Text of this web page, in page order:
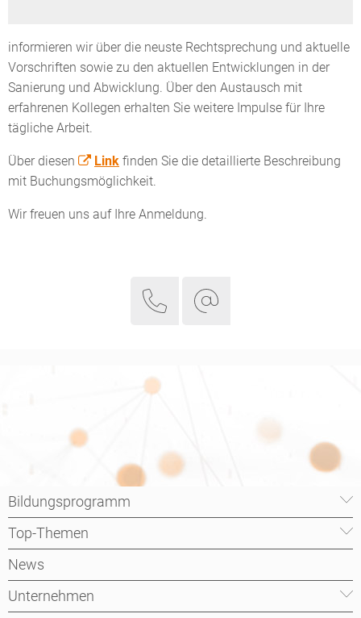
informieren wir über die neuste Rechtsprechung und aktuelle
Vorschriften sowie zu den aktuellen Entwicklungen in der
Sanierung und Abwicklung. Über den Austausch mit
erfahrenen Kollegen erhalten Sie weitere Impulse für Ihre
tägliche Arbeit.
Über diesen Link finden Sie die detaillierte Beschreibung
mit Buchungsmöglichkeit.
Wir freuen uns auf Ihre Anmeldung.
Bildungsprogramm
Top-Themen
News
Unternehmen